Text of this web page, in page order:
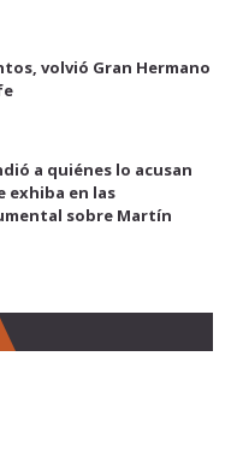
volvió Gran Hermano
a quiénes lo acusan
exhiba en las
sobre Martín